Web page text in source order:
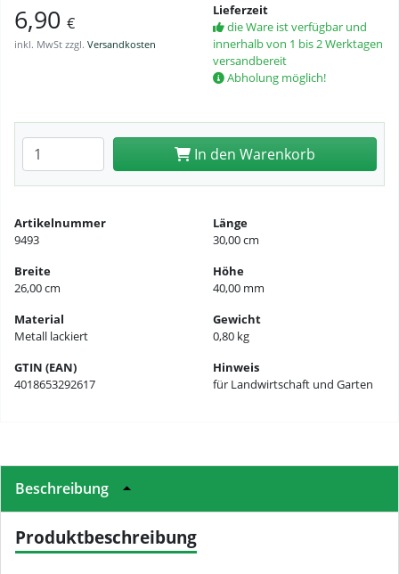
6,90 €
inkl. MwSt zzgl. Versandkosten
Lieferzeit
die Ware ist verfügbar und
innerhalb von 1 bis 2 Werktagen
versandbereit
Abholung möglich!
Anzahl eingeben In den Warenkorb
Artikelnummer
9493
Länge
30,00 cm
Breite
26,00 cm
Höhe
40,00 mm
Material
Metall lackiert
Gewicht
0,80 kg
GTIN (EAN)
4018653292617
Hinweis
für Landwirtschaft und Garten
Beschreibung
Produktbeschreibung